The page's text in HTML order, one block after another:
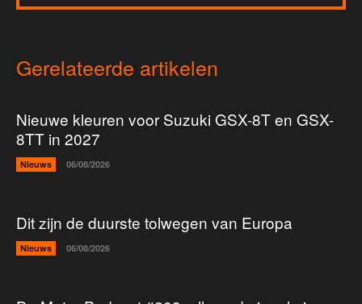
Gerelateerde artikelen
Nieuwe kleuren voor Suzuki GSX-8T en GSX-
8TT in 2027
Nieuws 06/08/2026
Dit zijn de duurste tolwegen van Europa
Nieuws 06/08/2026